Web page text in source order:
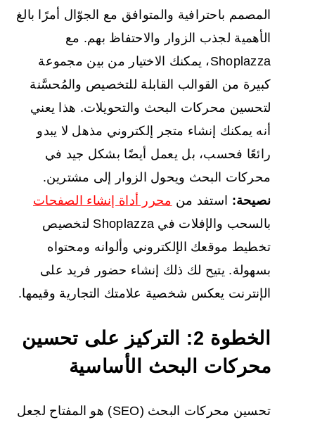
المصمم باحترافية والمتوافق مع الجوّال أمرًا بالغ
الأهمية لجذب الزوار والاحتفاظ بهم. مع
Shoplazza، يمكنك الاختيار من بين مجموعة
كبيرة من القوالب القابلة للتخصيص والمُحسَّنة
لتحسين محركات البحث والتحويلات. هذا يعني
أنه يمكنك إنشاء متجر إلكتروني مذهل لا يبدو
رائعًا فحسب، بل يعمل أيضًا بشكل جيد في
محركات البحث ويحول الزوار إلى مشترين.
نصيحة: استفد من محرر أداة إنشاء الصفحات
بالسحب والإفلات في Shoplazza لتخصيص
تخطيط موقعك الإلكتروني وألوانه ومحتواه
بسهولة. يتيح لك ذلك إنشاء حضور فريد على
الإنترنت يعكس شخصية علامتك التجارية وقيمها.
الخطوة 2: التركيز على تحسين
محركات البحث الأساسية
تحسين محركات البحث (SEO) هو المفتاح لجعل